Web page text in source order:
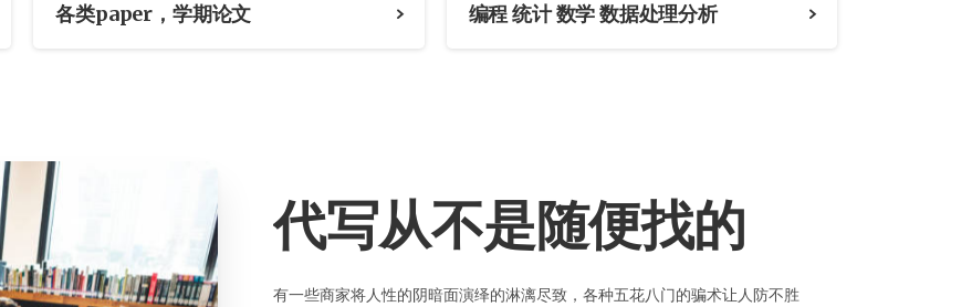
各类paper，学期论文 编程 统计 数学 数据处理分析
代写从不是随便找的
有一些商家将人性的阴暗面演绎的淋漓尽致，各种五花八门的骗术让人防不胜